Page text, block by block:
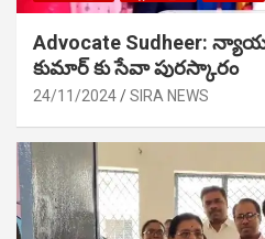
Advocate Sudheer:
కుమార్ కు సేవా పురస్కారం
24/11/2024 SIRA NEWS